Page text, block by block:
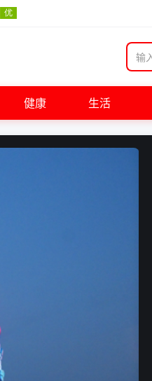
健康 生活